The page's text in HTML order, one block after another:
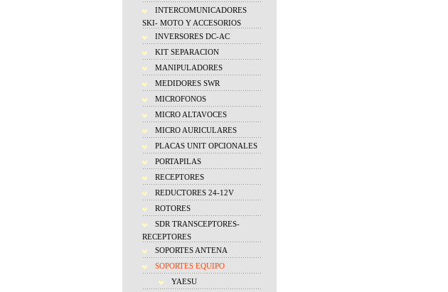
INTERCOMUNICADORES
SKI- MOTO Y ACCESORIOS
INVERSORES DC-AC
KIT SEPARACION
MANIPULADORES
MEDIDORES SWR
MICROFONOS
MICRO ALTAVOCES
MICRO AURICULARES
PLACAS UNIT OPCIONALES
PORTAPILAS
RECEPTORES
REDUCTORES 24-12V
ROTORES
SDR TRANSCEPTORES-
RECEPTORES
SOPORTES ANTENA
SOPORTES EQUIPO
YAESU